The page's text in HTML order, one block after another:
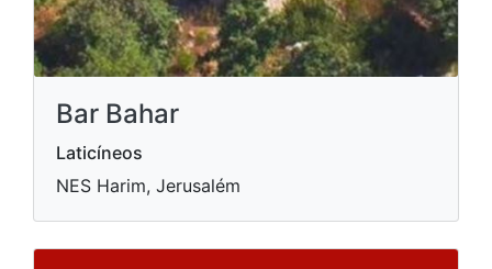
Bar Bahar
Laticíneos
NES Harim, Jerusalém